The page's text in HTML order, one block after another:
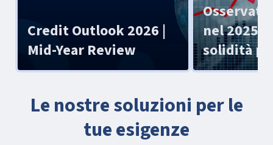
Credit Outlook 2026 |
Mid-Year Review
nel 2025
solidità
Le nostre soluzioni per le
tue esigenze